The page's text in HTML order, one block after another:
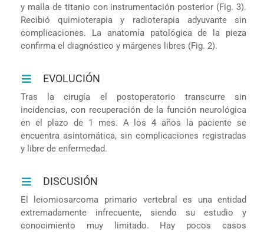
y malla de titanio con instrumentación posterior (Fig. 3).
Recibió quimioterapia y radioterapia adyuvante sin
complicaciones. La anatomía patológica de la pieza
confirma el diagnóstico y márgenes libres (Fig. 2).
EVOLUCIÓN
Tras la cirugía el postoperatorio transcurre sin
incidencias, con recuperación de la función neurológica
en el plazo de 1 mes. A los 4 años la paciente se
encuentra asintomática, sin complicaciones registradas
y libre de enfermedad.
DISCUSIÓN
El leiomiosarcoma primario vertebral es una entidad
extremadamente infrecuente, siendo su estudio y
conocimiento muy limitado. Hay pocos casos